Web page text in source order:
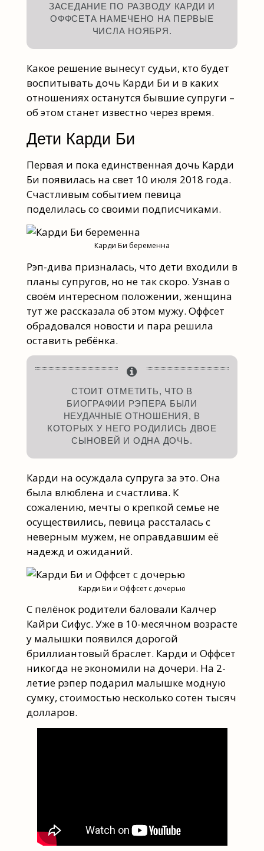
ЗАСЕДАНИЕ ПО РАЗВОДУ КАРДИ И
ОФФСЕТА НАМЕЧЕНО НА ПЕРВЫЕ
ЧИСЛА НОЯБРЯ.
Какое решение вынесут судьи, кто будет
воспитывать дочь Карди Би и в каких
отношениях останутся бывшие супруги –
об этом станет известно через время.
Дети Карди Би
Первая и пока единственная дочь Карди
Би появилась на свет 10 июля 2018 года.
Счастливым событием певица
поделилась со своими подписчиками.
Карди Би беременна
Рэп-дива призналась, что дети входили в
планы супругов, но не так скоро. Узнав о
своём интересном положении, женщина
тут же рассказала об этом мужу. Оффсет
обрадовался новости и пара решила
оставить ребёнка.
СТОИТ ОТМЕТИТЬ, ЧТО В
БИОГРАФИИ РЭПЕРА БЫЛИ
НЕУДАЧНЫЕ ОТНОШЕНИЯ, В
КОТОРЫХ У НЕГО РОДИЛИСЬ ДВОЕ
СЫНОВЕЙ И ОДНА ДОЧЬ.
Карди на осуждала супруга за это. Она
была влюблена и счастлива. К
сожалению, мечты о крепкой семье не
осуществились, певица рассталась с
неверным мужем, не оправдавшим её
надежд и ожиданий.
Карди Би и Оффсет с дочерью
С пелёнок родители баловали Калчер
Кайри Сифус. Уже в 10-месячном возрасте
у малышки появился дорогой
бриллиантовый браслет. Карди и Оффсет
никогда не экономили на дочери. На 2-
летие рэпер подарил малышке модную
сумку, стоимостью несколько сотен тысяч
долларов.